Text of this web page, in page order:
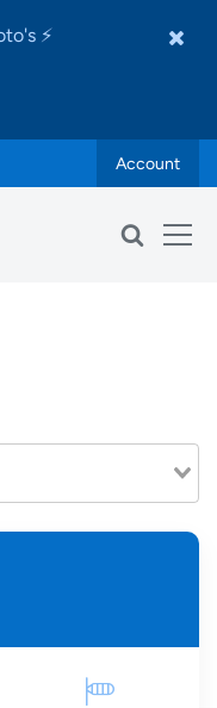
⚡
Account